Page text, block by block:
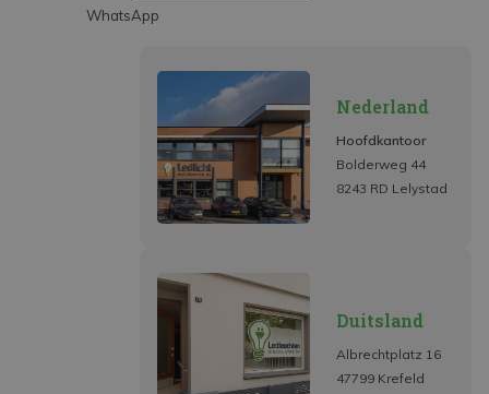
WhatsApp
Nederland
Hoofdkantoor
Bolderweg 44
8243 RD Lelystad
Duitsland
Albrechtplatz 16
47799 Krefeld